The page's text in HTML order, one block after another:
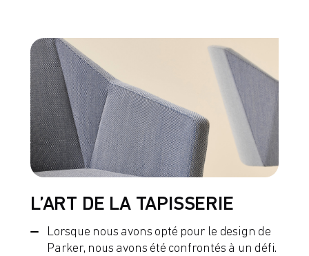
L’ART DE LA TAPISSERIE
Lorsque nous avons opté pour le design de
Parker, nous avons été confrontés à un défi.